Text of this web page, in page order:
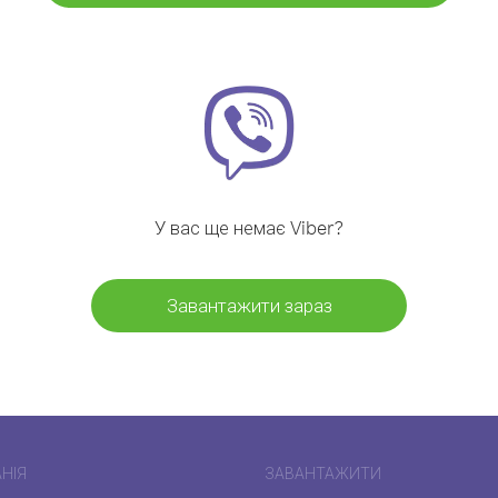
У вас ще немає Viber?
Завантажити зараз
ЗАВАНТАЖИТИ